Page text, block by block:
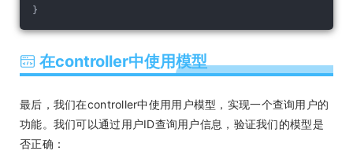
}
在controller中使用模型
最后，我们在controller中使用用户模型，实现一个查询用户的
功能。我们可以通过用户ID查询用户信息，验证我们的模型是
否正确：